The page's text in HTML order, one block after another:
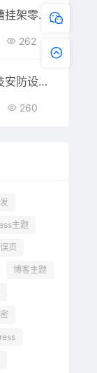
响应式五金水槽挂架零部件生产销售公司pboot模板
262
响应式电子科技安防设备公司pbootcms模板
260
主题
页
博客主题